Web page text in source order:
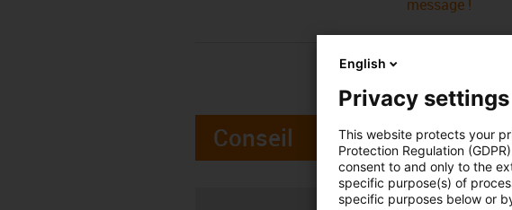
message !
Conseil
English
Privacy settings
This website protects your
Protection Regulation
consent to and only to the
specific purpose(s) of
specific purposes below or